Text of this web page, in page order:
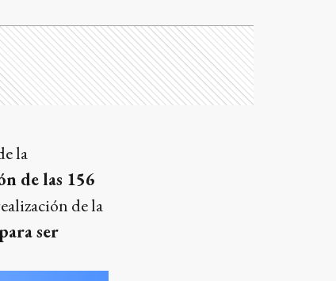
la
de las 156
de la
ser